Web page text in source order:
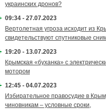
украинских дронов?
09:34 - 27.07.2023
Вертолетная угроза исходит из
свидетельствуют спутниковые
19:20 - 13.07.2023
Крымская «буханка» с
мотором
12:45 - 04.07.2023
Избирательное правосудие в
чиновникам – условные сроки,